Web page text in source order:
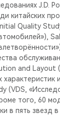
J.D.
китайских
Quality
and Layout
характеристик
(VDS,
того, 60
в пять звезд